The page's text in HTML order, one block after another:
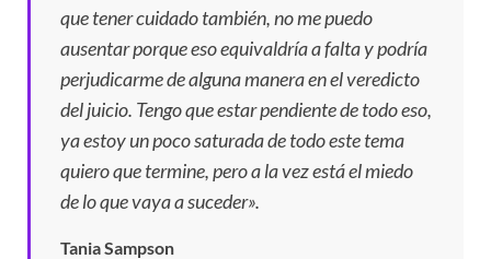
que tener cuidado también, no me puedo
ausentar porque eso equivaldría a falta y podría
perjudicarme de alguna manera en el veredicto
del juicio. Tengo que estar pendiente de todo eso,
ya estoy un poco saturada de todo este tema
quiero que termine, pero a la vez está el miedo
de lo que vaya a suceder».
Tania Sampson